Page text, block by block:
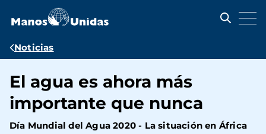
contenido
Ruta
navegación
Noticias
El agua es ahora más
importante que nunca
Día Mundial del Agua 2020 - La situación en África